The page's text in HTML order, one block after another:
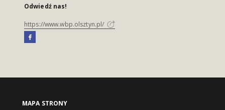
Odwiedź nas!
https://www.wbp.olsztyn.pl/
MAPA STRONY